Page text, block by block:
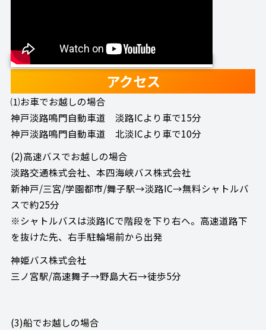
アクセス
⑴お車でお越しの場合
神戸淡路鳴門自動車道 淡路ICより車で15分
神戸淡路鳴門自動車道 北淡ICより車で10分
(2)高速バスでお越しの場合
淡路交通株式会社、本四海峡バス株式会社
新神戸/三宮/学園都市/舞子駅→淡路IC→無料シャトルバ
スで約25分
※シャトルバスは淡路ICで階段を下り右へ。高速道路下
を抜けた先、右手駐輪場前から出発
神姫バス株式会社
三ノ宮駅/高速舞子→野島大石→徒歩5分
(3)船でお越しの場合